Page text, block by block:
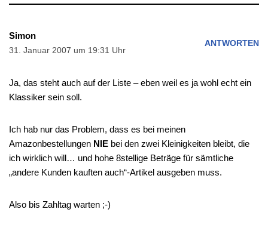
Simon
31. Januar 2007 um 19:31 Uhr
ANTWORTEN
Ja, das steht auch auf der Liste – eben weil es ja wohl echt ein
Klassiker sein soll.
Ich hab nur das Problem, dass es bei meinen
Amazonbestellungen NIE bei den zwei Kleinigkeiten bleibt, die
ich wirklich will… und hohe 8stellige Beträge für sämtliche
„andere Kunden kauften auch“-Artikel ausgeben muss.
Also bis Zahltag warten ;-)